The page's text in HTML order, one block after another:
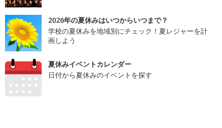
2026年の夏休みはいつからいつまで？
学校の夏休みを地域別にチェック！夏レジャーを計
画しよう
夏休みイベントカレンダー
日付から夏休みのイベントを探す